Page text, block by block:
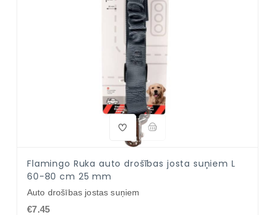
Flamingo Ruka auto drošības josta suņiem L
60-80 cm 25 mm
Auto drošības jostas suņiem
€7.45